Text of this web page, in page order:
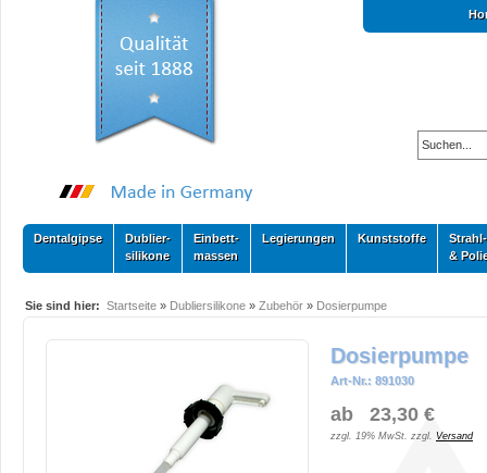
Dentalgipse
Dublier-
silikone
Einbett-
massen
Legierungen Kunststoffe
Strahl-
&
Sie sind hier: Startseite » Dubliersilikone » Zubehör » Dosierpumpe
Dosierpumpe
Art-Nr.: 891030
ab 23,30 €
zzgl. 19% MwSt. zzgl. Versand